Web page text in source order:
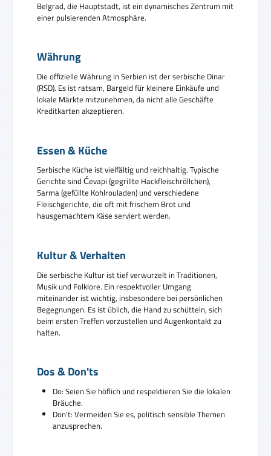
Belgrad, die Hauptstadt, ist ein dynamisches Zentrum mit
einer pulsierenden Atmosphäre.
Währung
Die offizielle Währung in Serbien ist der serbische Dinar
(RSD). Es ist ratsam, Bargeld für kleinere Einkäufe und
lokale Märkte mitzunehmen, da nicht alle Geschäfte
Kreditkarten akzeptieren.
Essen & Küche
Serbische Küche ist vielfältig und reichhaltig. Typische
Gerichte sind Ćevapi (gegrillte Hackfleischröllchen),
Sarma (gefüllte Kohlrouladen) und verschiedene
Fleischgerichte, die oft mit frischem Brot und
hausgemachtem Käse serviert werden.
Kultur & Verhalten
Die serbische Kultur ist tief verwurzelt in Traditionen,
Musik und Folklore. Ein respektvoller Umgang
miteinander ist wichtig, insbesondere bei persönlichen
Begegnungen. Es ist üblich, die Hand zu schütteln, sich
beim ersten Treffen vorzustellen und Augenkontakt zu
halten.
Dos & Don'ts
Do: Seien Sie höflich und respektieren Sie die lokalen
Bräuche.
Don't: Vermeiden Sie es, politisch sensible Themen
anzusprechen.